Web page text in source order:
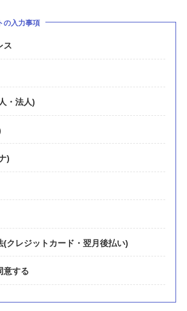
の入力事項
ス
・法人)
)
(クレジットカード・翌月後払い)
意する